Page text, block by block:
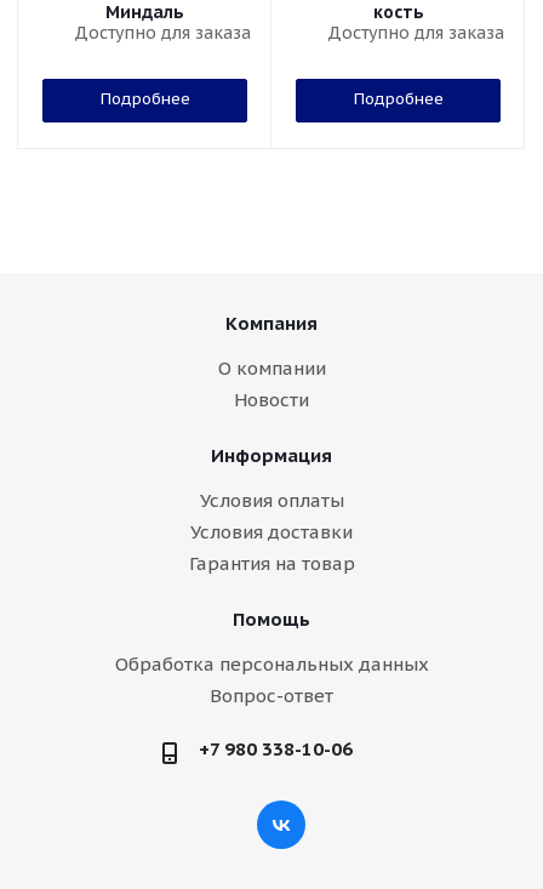
Миндаль
Доступно для заказа
Подробнее
кость
Доступно для заказа
Подробнее
Компания
О компании
Новости
Информация
Условия оплаты
Условия доставки
Гарантия на товар
Помощь
Обработка персональных данных
Вопрос-ответ
+7 980 338-10-06